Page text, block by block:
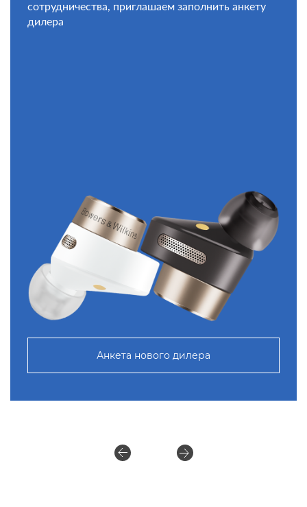
сотрудничества, приглашаем заполнить анкету
дилера
Анкета нового дилера